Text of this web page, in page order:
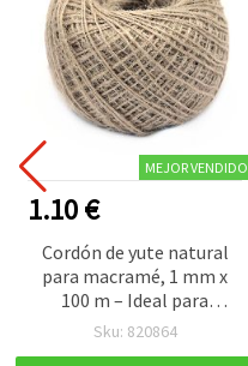
MEJOR VENDIDO
1.10 €
Cordón de yute natural
para macramé, 1 mm x
100 m – Ideal para
manualidades y proyectos
Sku: 820864